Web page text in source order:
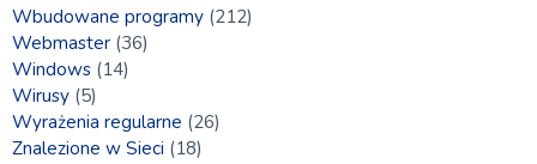
Wbudowane programy (212)
Webmaster (36)
Windows (14)
Wirusy (5)
Wyrażenia regularne (26)
Znalezione w Sieci (18)